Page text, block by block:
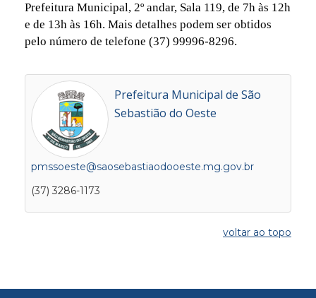
Prefeitura Municipal, 2º andar, Sala 119, de 7h às 12h
e de 13h às 16h. Mais detalhes podem ser obtidos
pelo número de telefone (37) 99996-8296.
Prefeitura Municipal de São
Sebastião do Oeste
pmssoeste@saosebastiaodooeste.mg.gov.br
(37) 3286-1173
voltar ao topo